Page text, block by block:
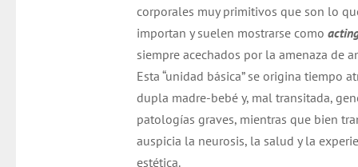
corporales muy primitivos que son lo
importan y suelen mostrarse como
siempre acechados por la amenaza de
Esta “unidad básica” se origina tiempo
dupla madre-bebé y, mal transitada,
patologías graves, mientras que bien
auspicia la neurosis, la salud y la
estética.